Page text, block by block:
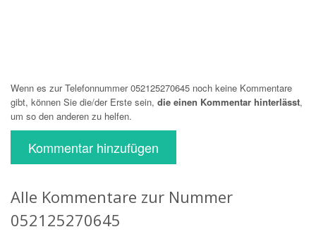
Wenn es zur Telefonnummer 052125270645 noch keine Kommentare
gibt, können Sie die/der Erste sein, die einen Kommentar hinterlässt,
um so den anderen zu helfen.
Kommentar hinzufügen
Alle Kommentare zur Nummer
052125270645